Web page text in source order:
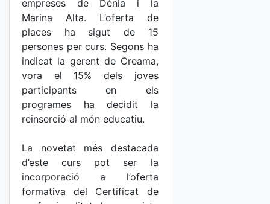
empreses de Dénia i la
Marina Alta. L’oferta de
places ha sigut de 15
persones per curs. Segons ha
indicat la gerent de Creama,
vora el 15% dels joves
participants en els
programes ha decidit la
reinserció al món educatiu.
La novetat més destacada
d’este curs pot ser la
incorporació a l’oferta
formativa del Certificat de